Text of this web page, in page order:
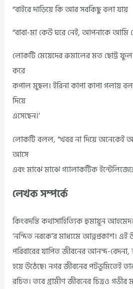
“বাইরে দাড়িয়ে কি আর সবকিছু বলা যায়
“বাবা-মা কেউ ঘরে নেই, আপনাকে আমি
লোকটি মেয়েদের রুমালের মত ছোট্ট
করে
কপাল মুছল। ইরিনা কাপা কাপা গলায়
দিয়ে
এসেছেন।’
লোকটি বলল, “খবর না দিয়ে অনেকেই
আসে
এবং মাঝে মাঝে গ্যালাকটিক
লেখক সম্পর্কে
কিংবদন্তি কথাসাহিত্যিক হুমায়ূন আহমেদ।
‘নন্দিত নরকে’র মাধ্যমে আত্নপ্রকাশ। এই
পরিবারের যাপিত জীবনের আনন্দ-বেদনা,
হয়ে উঠেছে। নগর জীবনের পটভূমিতেই
রচিত। তবে গ্রামীণ জীবনের চিত্রও